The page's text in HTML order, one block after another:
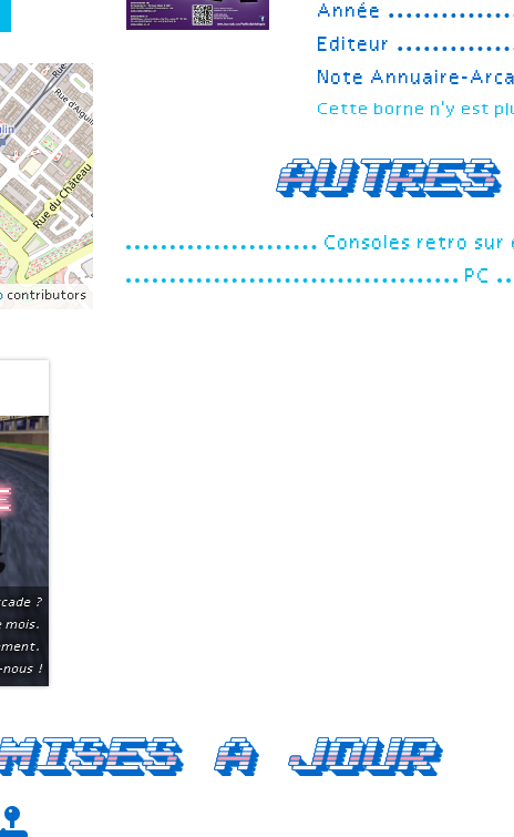
contributors
?
mois.
nous !
Année
Editeur
Note Annuaire-
Cette borne n'y est
Consoles retro sur
PC
a jour